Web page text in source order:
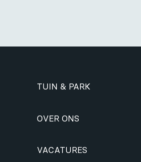
TUIN & PARK
OVER ONS
VACATURES